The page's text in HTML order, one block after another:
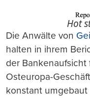
Hot
Die Anwälte von
halten in ihrem
der Bankenaufsicht
Osteuropa-
konstant umgebaut